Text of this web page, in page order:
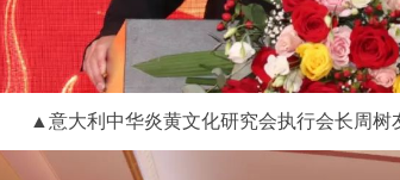
▲意大利中华炎黄文化研究会执行会长周树